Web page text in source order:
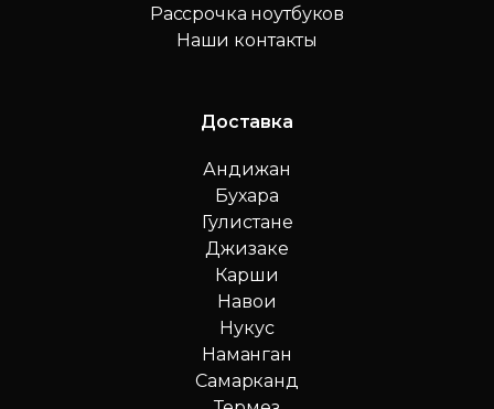
Рассрочка ноутбуков
Наши контакты
Доставка
Андижан
Бухара
Гулистане
Джизаке
Карши
Навои
Нукус
Наманган
Самарканд